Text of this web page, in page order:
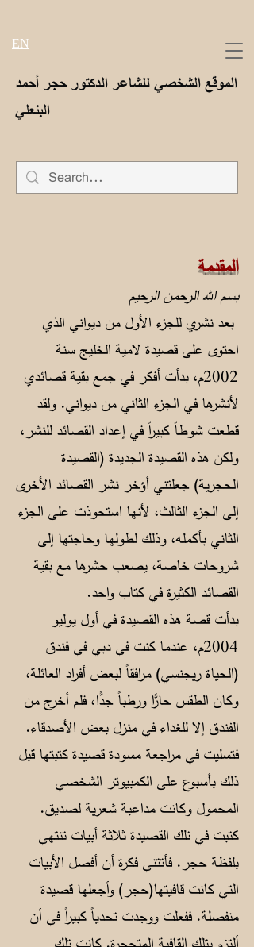
الموقع الشخصي للشاعر الدكتور حجر أحمد
البنعلي
EN
المقدمة
بسم الله الرحمن الرحيم
بعد نشري للجزء الأول من ديواني الذي
احتوى على قصيدة لامية الخليج سنة
2002م، بدأت أفكر في جمع بقية قصائدي
لأنشرها في الجزء الثاني من ديواني. ولقد
قطعت شوطاً كبيراً في إعداد القصائد للنشر،
ولكن هذه القصيدة الجديدة (القصيدة
الحجرية) جعلتني أؤخر نشر القصائد الأخرى
إلى الجزء الثالث، لأنها استحوذت على الجزء
الثاني بأكمله، وذلك لطولها وحاجتها إلى
شروحات خاصة، يصعب حشرها مع بقية
القصائد الكثيرة في كتاب واحد.
بدأت قصة هذه القصيدة في أول يوليو
2004م، عندما كنت في دبي في فندق
(الحياة ريجنسي) مرافقاً لبعض أفراد العائلة،
وكان الطقس حارًّا ورطباً جدًّا، فلم أخرج من
الفندق إلا للغداء في منزل بعض الأصدقاء.
فتسليت في مراجعة مسودة قصيدة كتبتها قبل
ذلك بأسبوع على الكمبيوتر الشخصي
المحمول وكانت مداعبة شعرية لصديق.
كتبت في تلك القصيدة ثلاثة أبيات تنتهي
بلفظة حجر. فأتتني فكرة أن أفصل الأبيات
التي كانت قافيتها(حجر) وأجعلها قصيدة
منفصلة. ففعلت ووجدت تحدياً كبيراً في أن